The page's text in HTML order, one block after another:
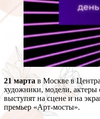
21 мартав Москве в
художники, модели, актеры
выступят на сцене и на
премьер «Арт-мосты».